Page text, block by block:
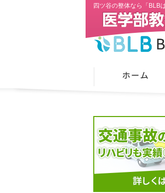
四ツ谷の整体なら「BLB